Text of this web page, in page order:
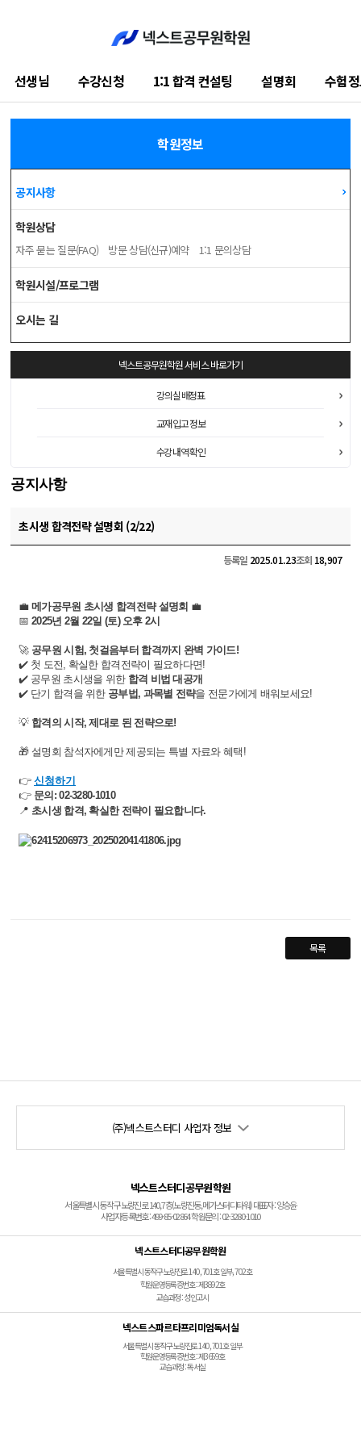
선생님 수강신청 1:1 합격 컨설팅 설명회 수험
학습지원센터
학원정보
공지사항
학원상담
자주 묻는 질문(FAQ) 방문 상담(신규)예약 1:1 문의상담
학원시설/프로그램
오시는 길
넥스트공무원학원서비스 바로가기
강의실 배정표
교재 입고 정보
수강 내역 확인
공지사항
초시생 합격전략 설명회 (2/22)
등록일 2025.01.23조회 18,907
💼 메가공무원 초시생 합격전략 설명회 💼
📅2025년 2월 22일 (토) 오후 2시
🚀 공무원 시험, 첫걸음부터 합격까지 완벽 가이드!
✔️ 첫 도전, 확실한 합격전략이 필요하다면!
✔️ 공무원 초시생을 위한 합격 비법 대공개
✔️ 단기 합격을 위한 공부법, 과목별 전략을 전문가에게 배워보세요!​
💡 합격의 시작, 제대로 된 전략으로!
🎁 설명회 참석자에게만 제공되는 특별 자료와 혜택!
👉신청하기
👉​ 문의: 02-3280-1010
📍 초시생 합격, 확실한 전략이 필요합니다.
목록
(주)넥스트스터디 사업자 정보
넥스트스터디공무원학원
서울특별시 동작구 노량진로 140, 7층(노량진동, 메가스터디타워) 대표자 : 양승윤
사업자등록번호 : 499-85-02864 학원문의 : 02-3280-1010
넥스트스터디공무원학원
서울특별시 동작구 노량진로 140, 701호 일부, 702호
학원운영등록증번호 : 제3892호
교습과정 : 성인고시
넥스트스파르타프리미엄독서실
서울특별시 동작구 노량진로 140, 701호 일부
학원운영등록증번호 : 제3659호
교습과정 : 독서실